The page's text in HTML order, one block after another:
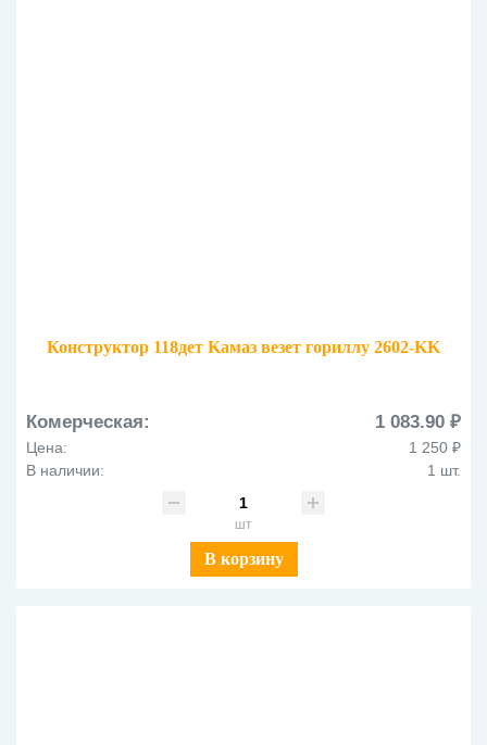
Конструктор 118дет Kамаз везет гориллу 2602-KK
Комерческая: 1 083.90 ₽
Цена:
1 250 ₽
В наличии:
1 шт.
шт
В корзину